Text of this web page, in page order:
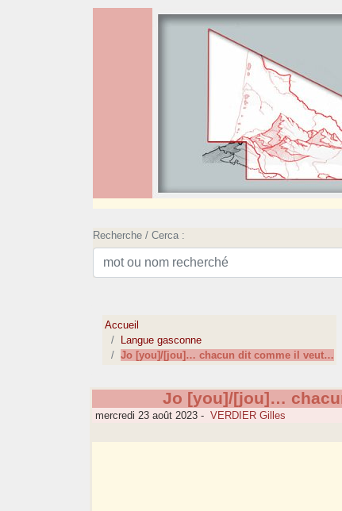
Recherche / Cerca :
Accueil
Langue gasconne
Jo [you]/[jou]… chacun dit comme il veut…
Jo [you]/[jou]…
mercredi 23 août 2023 - VERDIER Gilles